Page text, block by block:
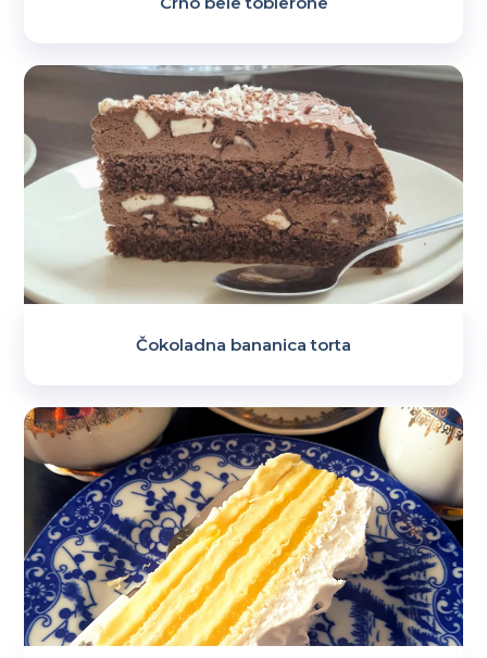
Čokoladna bananica torta